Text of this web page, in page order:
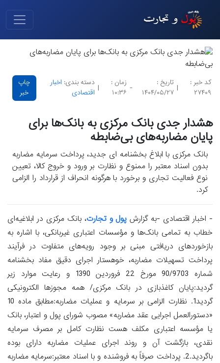
کد خبر :
۲۷۴۰۹
|
تاریخ :
۱۴۰۴/۰۵/۲۷
-
زمان :
۱۰:۳۶
|
دسته بندی: اخبار
اقتصادی
چاپ
خبر
هشدار جدی بانک مرکزی به بانک‌ها برای
پایان مضاربه‌های بی‌ضابطه
بانک مرکزی با ابلاغ بخشنامه ای جدید، پرداخت سرمایه مضاربه
بدون اسناد معتبر را ممنوع و نظارت بر ورود و خروج کالا، تعیین
نوع فعالیت تجاری و برخورد با هرگونه انحراف از قرارداد را الزامی
کرد.
- اخبار اقتصادی -به گزارش پول و تجارت، بانک مرکزی در ابلاغیه‌ای
خطاب به تمامی بانک‌ها و مؤسسات اعتباری غیربانکی، با اشاره به
بازخوردهای دریافتی مبنی بر وجود رویه‌های متفاوت در فرآیند
پرداخت تسهیلات مضاربه، خوهستار اجرای دقیق مفاد بخشنامه
شماره 90/9703 مورخ 22 فروردین 1390 و رعایت موارد زیر
گردید:پایان کاغذبازی در بانک مرکزی/ همه مجوزها الکترونیکی
گردید1. نظارت الزامی بر سرمایه و عملیات مضاربه:مطابق ماده 10
«دستورالعمل اجرایی عقد مضاربه» مصوب شورای پول و اعتبار، بانک
یا مؤسسه اعتباری مکلف هست نظارت کامل بر مصرف سرمایه
نقدی، بازگشت آن و روند اجرای عملیات مضاربه دارای بوده
باگردید.2. پرداخت صرفاً به فروشنده و با اسناد معتبر:سرمایه مضاربه